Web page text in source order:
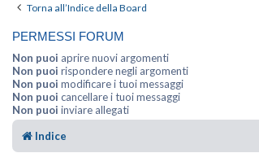
Torna all’Indice della Board
PERMESSI FORUM
Non puoi aprire nuovi argomenti
Non puoi rispondere negli argomenti
Non puoi modificare i tuoi messaggi
Non puoi cancellare i tuoi messaggi
Non puoi inviare allegati
Indice